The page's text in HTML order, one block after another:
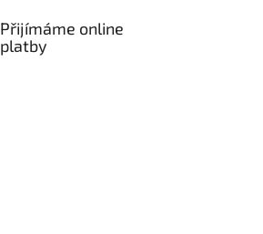
Přijímáme online
platby